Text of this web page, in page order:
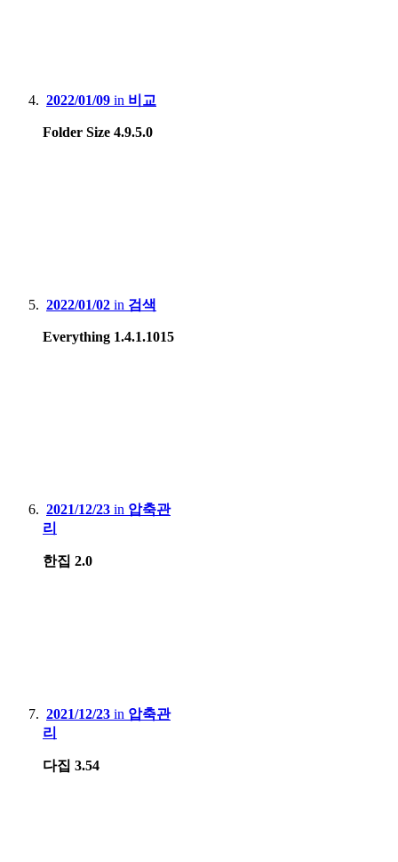
2022/01/09 in 비교
Folder Size 4.9.5.0
2022/01/02 in 검색
Everything 1.4.1.1015
2021/12/23 in 압축관
리
한집 2.0
2021/12/23 in 압축관
리
다집 3.54